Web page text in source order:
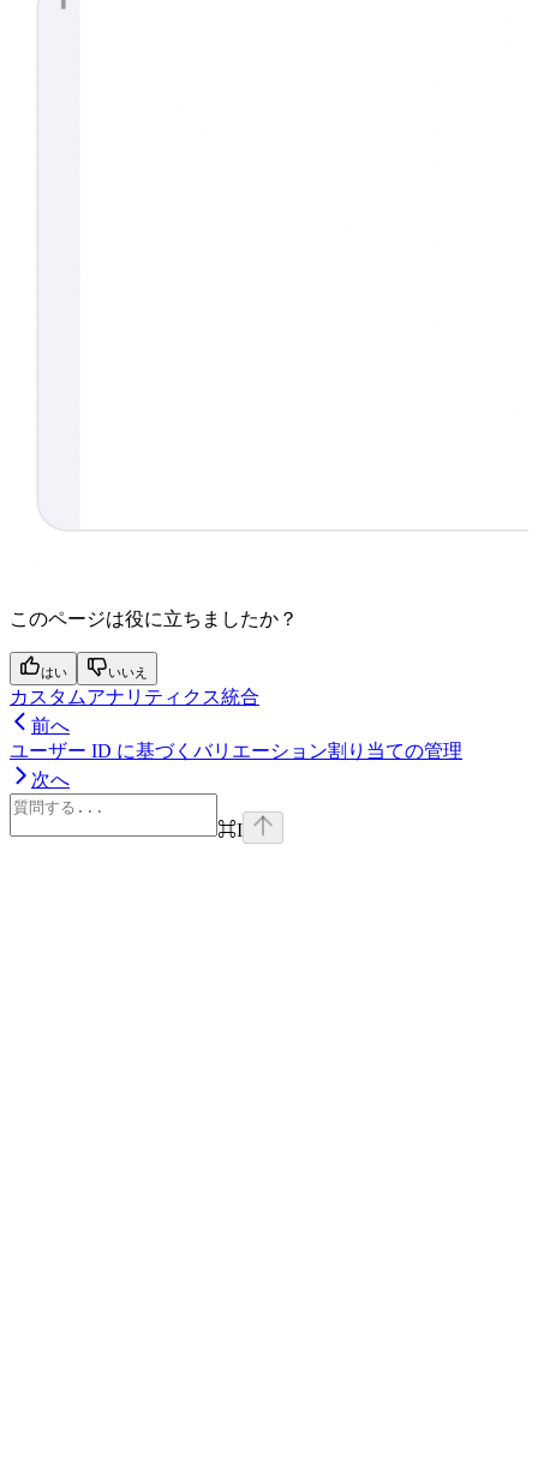
このページは役に立ちましたか？
はい いいえ
カスタムアナリティクス統合
前へ
ユーザー ID に基づくバリエーション割り当ての管理
次へ
⌘I